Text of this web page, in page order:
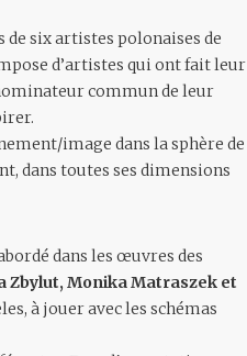
six artistes polonaises de
d’artistes qui ont fait leur
commun de leur
image dans la sphère de
dans toutes ses dimensions
dans les œuvres des
Zbylut, Monika Matraszek et
à jouer avec les schémas